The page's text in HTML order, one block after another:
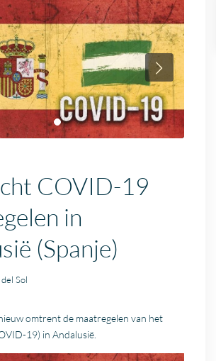
COVID-19
in
(Spanje)
Sol
omtrent de maatregelen van het
19) in Andalusië.